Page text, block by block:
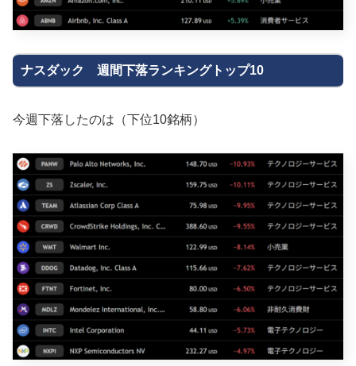
ナスダック 週間下落ランキングトップ10
今週下落したのは（下位10銘柄）